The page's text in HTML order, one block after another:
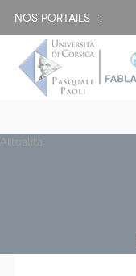
NOS PORTAILS :
Attualità